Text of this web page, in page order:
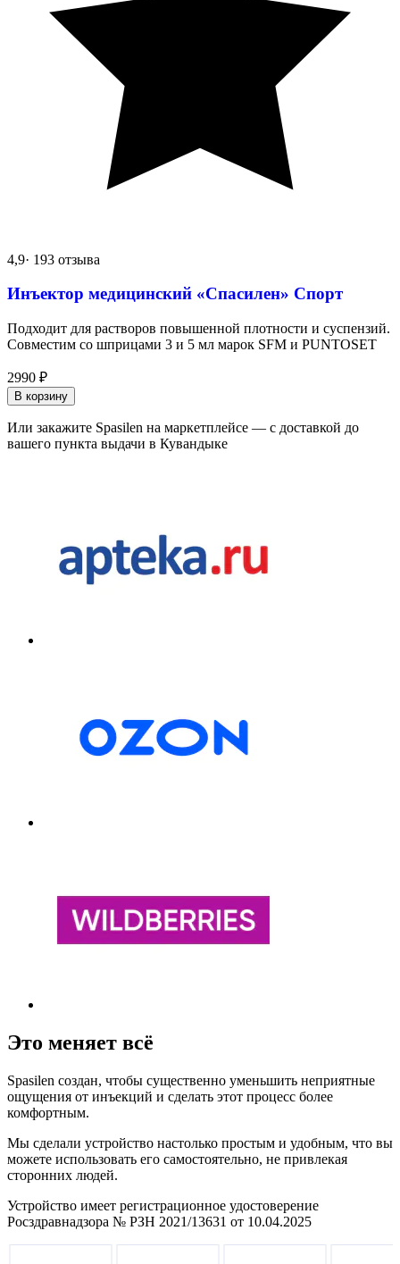
4,9· 193 отзыва
Инъектор медицинский «Спасилен» Спорт
Подходит для растворов повышенной плотности и суспензий.
Совместим со шприцами 3 и 5 мл марок SFM и PUNTOSET
2990 ₽
В корзину
Или закажите Spasilen на маркетплейсе — с доставкой до
вашего пункта выдачи в Кувандыке
Это меняет всё
Spasilen создан, чтобы существенно уменьшить неприятные
ощущения от инъекций и сделать этот процесс более
комфортным.
Мы сделали устройство настолько простым и удобным, что вы
можете использовать его самостоятельно, не привлекая
сторонних людей.
Устройство имеет регистрационное удостоверение
Росздравнадзора № РЗН 2021/13631 от 10.04.2025